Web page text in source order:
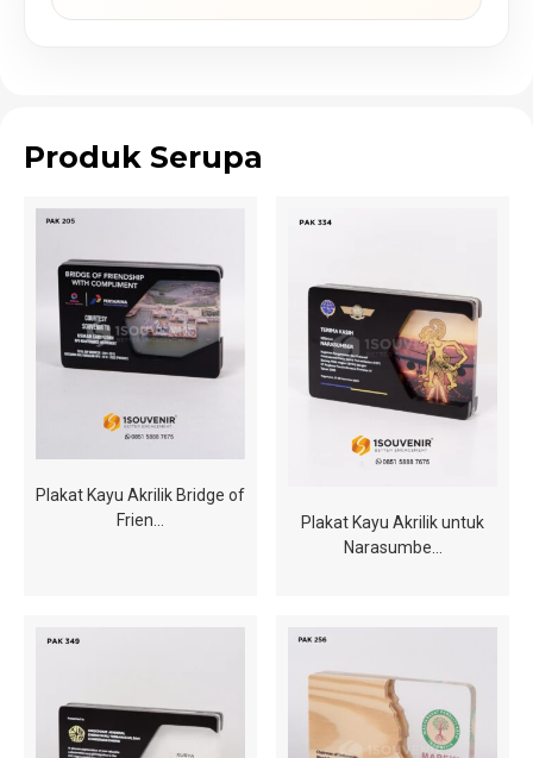
Produk Serupa
Plakat Kayu Akrilik Bridge of
Frien…
Plakat Kayu Akrilik untuk
Narasumbe…